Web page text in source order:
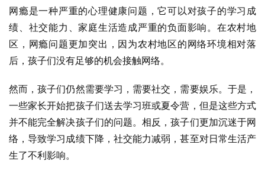
网瘾是一种严重的心理健康问题，它可以对孩子的学习成
绩、社交能力、家庭生活造成严重的负面影响。在农村地
区，网瘾问题更加突出，因为农村地区的网络环境相对落
后，孩子们没有足够的机会接触网络。
然而，孩子们仍然需要学习，需要社交，需要娱乐。于是，
一些家长开始把孩子们送去学习班或夏令营，但是这些方式
并不能完全解决孩子们的问题。相反，孩子们更加沉迷于网
络，导致学习成绩下降，社交能力减弱，甚至对日常生活产
生了不利影响。